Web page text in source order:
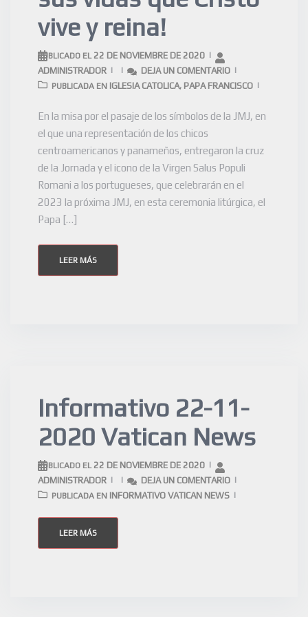
vive y reina!
PUBLICADO EL 22 DE NOVIEMBRE DE 2020
ADMINISTRADOR
DEJA UN COMENTARIO
PUBLICADA EN IGLESIA CATOLICA, PAPA FRANCISCO
En la misa por el pasaje de los símbolos de la JMJ, en
el que una representación de los chicos
centroamericanos y panameños, entregaron la cruz
de la Jornada y el icono de la Virgen Salus Populi
Romani a los portugueses, que celebrarán en el
2023 la próxima JMJ, en esta ceremonia litúrgica, el
Papa […]
LEER MÁS
Informativo 22-11-
2020 Vatican News
PUBLICADO EL 22 DE NOVIEMBRE DE 2020
ADMINISTRADOR
DEJA UN COMENTARIO
PUBLICADA EN INFORMATIVO VATICAN NEWS
LEER MÁS